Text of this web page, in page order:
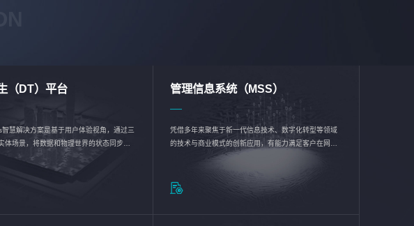
（DT）平台
智慧解决方案是基于用户体验视角，通过三
体场景，将数据和物理世界的状态同步呈
关键数据有更直观的感受，推动各行业完
，实现新旧动能的转换
管理信息系统（MSS）
凭借多年来聚焦于新一代信息技术、数字化转型等领域
的技术与商业模式的创新应用，有能力满足客户在网络
优化、运营维护和信息安全防护等方面的需求，为客户